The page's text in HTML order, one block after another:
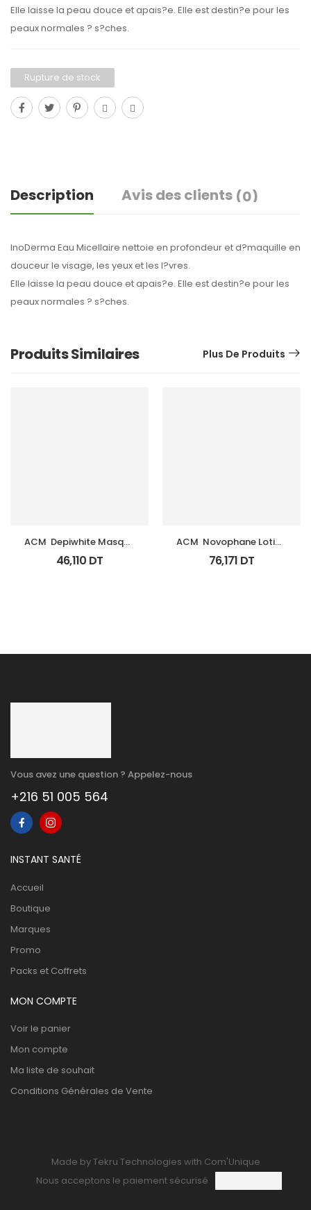
Elle laisse la peau douce et apais?e. Elle est destin?e pour les
peaux normales ? s?ches.
Rupture de stock
Description Avis des clients (0)
InoDerma Eau Micellaire nettoie en profondeur et d?maquille en
douceur le visage, les yeux et les l?vres.
Elle laisse la peau douce et apais?e. Elle est destin?e pour les
peaux normales ? s?ches.
Produits Similaires Plus De Produits
ACM  Depiwhite Masque
Tb 40Ml
46,110 DT
ACM  Novophane Lotion
100Ml
76,171 DT
Vous avez une question ? Appelez-nous
+216 51 005 564
INSTANT SANTÉ
Accueil
Boutique
Marques
Promo
Packs et Coffrets
MON COMPTE
Voir le panier
Mon compte
Ma liste de souhait
Conditions Générales de Vente
Made by Tekru Technologies with Com'Unique
Nous acceptons le paiement sécurisé